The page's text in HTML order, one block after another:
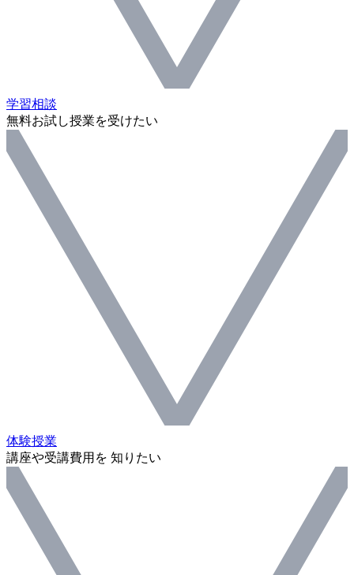
学習相談
無料お試し授業を受けたい
体験授業
講座や受講費用を 知りたい